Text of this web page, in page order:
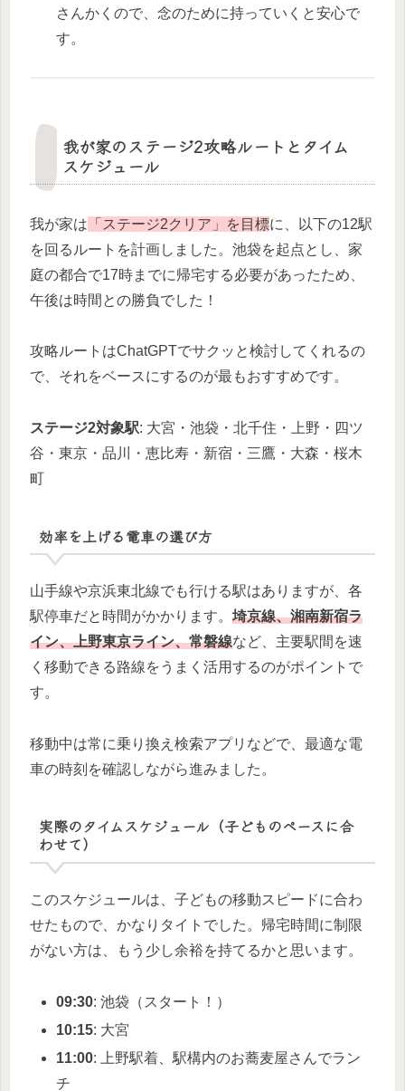
さんかくので、念のために持っていくと安心で
す。
我が家のステージ2攻略ルートとタイム
スケジュール
我が家は 「ステージ2クリア」を目標に、以下の12駅
を回るルートを計画しました。池袋を起点とし、家
庭の都合で17時までに帰宅する必要があったため、
午後は時間との勝負でした！
攻略ルートはChatGPTでサクッと検討してくれるの
で、それをベースにするのが最もおすすめです。
ステージ2対象駅: 大宮・池袋・北千住・上野・四ツ
谷・東京・品川・恵比寿・新宿・三鷹・大森・桜木
町
効率を上げる電車の選び方
山手線や京浜東北線でも行ける駅はありますが、各
駅停車だと時間がかかります。 埼京線、湘南新宿ラ
イン、上野東京ライン、常磐線など、主要駅間を速
く移動できる路線をうまく活用するのがポイントで
す。
移動中は常に乗り換え検索アプリなどで、最適な電
車の時刻を確認しながら進みました。
実際のタイムスケジュール（子どものペースに合
わせて）
このスケジュールは、子どもの移動スピードに合わ
せたもので、かなりタイトでした。帰宅時間に制限
がない方は、もう少し余裕を持てるかと思います。
09:30: 池袋（スタート！）
10:15: 大宮
11:00: 上野駅着、駅構内のお蕎麦屋さんでラン
チ